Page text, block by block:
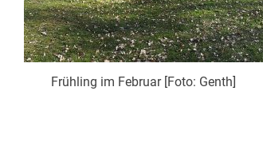
Frühling im Februar [Foto: Genth]